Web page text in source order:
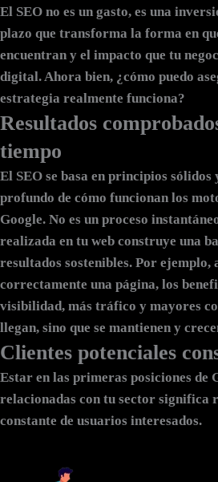
El SEO no es un gasto, es una
plazo que transforma la forma en
encuentran y el impacto que tu
digital. Ahora bien, ¿cómo puedo
estrategia realmente funciona?
Resultados
tiempo
El SEO se basa en principios sólidos
profundo de cómo funcionan los
Google. No es un proceso
realizada en tu web construye una
resultados sostenibles. Por
correctamente una página, los
visibilidad, más tráfico y mayores
llegan, sino que se mantienen y
Clientes potenciales
Estar en las primeras posiciones de
relacionadas con tu sector significa
constante de usuarios interesados.